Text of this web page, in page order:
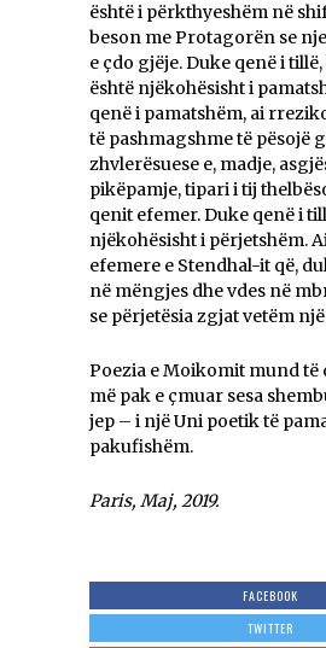
është i përkthyeshëm në
beson me Protagorën se
e çdo gjëje. Duke qenë i
është njëkohësisht i
qenë i pamatshëm, ai
të pashmagshme të pësojë
zhvlerësuese e, madje,
pikëpamje, tipari i tij
qenit efemer. Duke qenë i
njëkohësisht i përjetshëm.
efemere e Stendhal-it që,
në mëngjes dhe vdes në
se përjetësia zgjat vetëm
Poezia e Moikomit mund të
më pak e çmuar sesa
jep – i një Uni poetik të
pakufishëm.
Paris, Maj, 2019.
FACEBOOK
TWITTER